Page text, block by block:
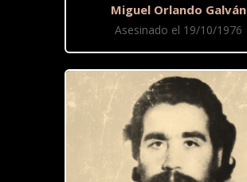
Miguel Orlando Galván
Asesinado el 19/10/1976